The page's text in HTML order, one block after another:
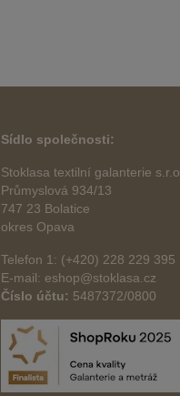
Sídlo společnosti:
Stoklasa textilní galanterie s.r.o.
Průmyslová 934/13
747 23 Bolatice
okres Opava
Telefon 1: (+420) 228 229 395
E-mail: eshop@stoklasa.cz
Číslo účtu: 5487372/0800